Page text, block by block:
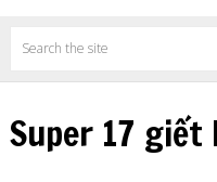
Super 17 giết